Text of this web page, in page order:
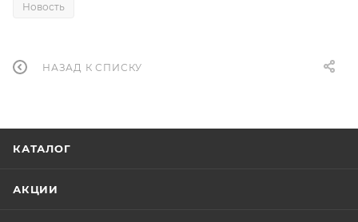
Новость
НАЗАД К СПИСКУ
КАТАЛОГ
АКЦИИ